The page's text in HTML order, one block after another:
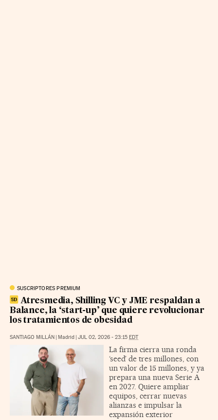
SUSCRIPTORES PREMIUM
Atresmedia, Shilling VC y JME respaldan a
Balance, la ‘start-up’ que quiere revolucionar
los tratamientos de obesidad
SANTIAGO MILLÁN Madrid JUL 02, 2026 - 23:15 EDT
La firma cierra una ronda
‘seed’ de tres millones, con
un valor de 15 millones, y ya
prepara una nueva Serie A
en 2027. Quiere ampliar
equipos, cerrar nuevas
alianzas e impulsar la
expansión exterior